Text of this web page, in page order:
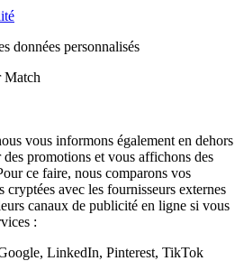
données personnalisés
Match
vous informons également en dehors
promotions et vous affichons des
ce faire, nous comparons vos
cryptées avec les fournisseurs externes
canaux de publicité en ligne si vous
:
LinkedIn, Pinterest, TikTok